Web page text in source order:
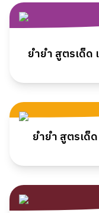
ยำยำ สูตรเด็ด
ยำยำ สูตรเด็